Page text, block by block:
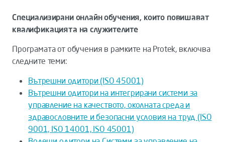
Специализирани онлайн обучения, които повишават
квалификацията на служителите
Програмата от обучения в рамките на Protek, включва
следните теми:
Вътрешни одитори (ISO 45001)
Вътрешни одитори на интегрирани системи за
управление на качеството, околната среда и
здравословните и безопасни условия на труд (ISO
9001, ISO 14001, ISO 45001)